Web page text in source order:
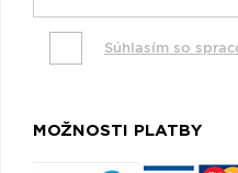
Súhlasím so
MOŽNOSTI PLATBY